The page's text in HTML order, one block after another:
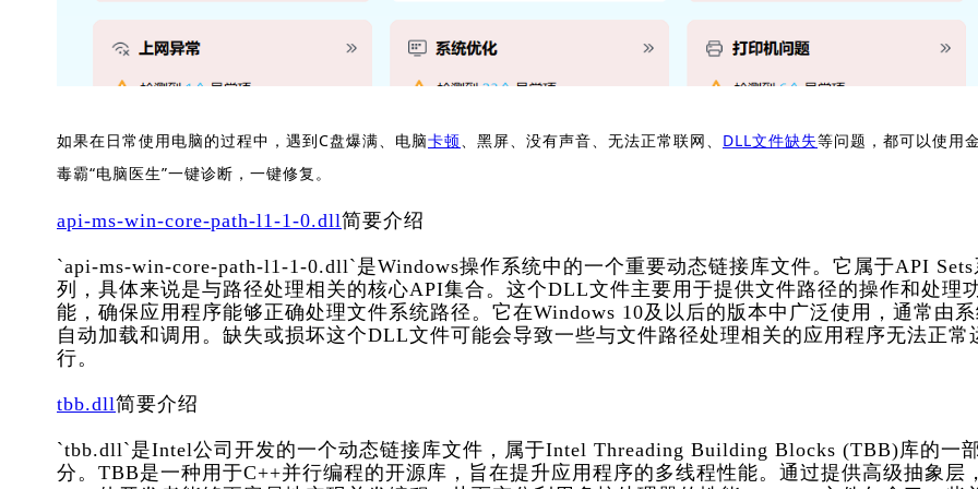
如果在日常使用电脑的过程中，遇到C盘爆满、电脑卡顿、黑屏、没有声音、无法正常联网、 DLL文件缺失等问题，都可以使用
毒霸“电脑医生”一键诊断，一键修复。
api-ms-win-core-path-l1-1-0.dll简要介绍
`api-ms-win-core-path-l1-1-0.dll`是Windows操作系统中的一个重要动态链接库文件。它属于API Sets
列，具体来说是与路径处理相关的核心API集合。这个DLL文件主要用于提供文件路径的操作和处理
能，确保应用程序能够正确处理文件系统路径。它在Windows 10及以后的版本中广泛使用，通常由
自动加载和调用。缺失或损坏这个DLL文件可能会导致一些与文件路径处理相关的应用程序无法正常
行。
tbb.dll简要介绍
`tbb.dll`是Intel公司开发的一个动态链接库文件，属于Intel Threading Building Blocks (TBB)库的一
分。TBB是一种用于C++并行编程的开源库，旨在提升应用程序的多线程性能。通过提供高级抽象层，